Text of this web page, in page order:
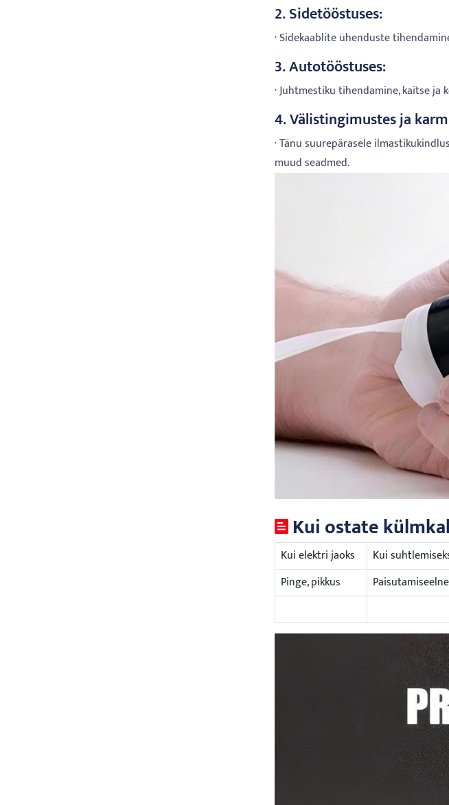
2. Sidetööstuses:
· Sidekaablite ühenduste
3. Autotööstuses:
· Juhtmestiku tihendamine, kaitse ja
4. Välistingimustes ja
· Tänu suurepärasele
muud seadmed.
Kui ostate
Kui elektri jaoks
Kui
Pinge, pikkus